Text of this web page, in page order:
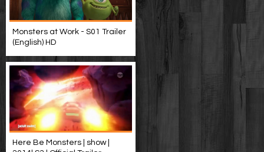
Monsters at Work - S01 Trailer
(English) HD
Here Be Monsters | show |